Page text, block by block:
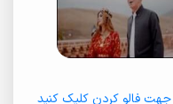
جهت فالو کردن کلیک کنید